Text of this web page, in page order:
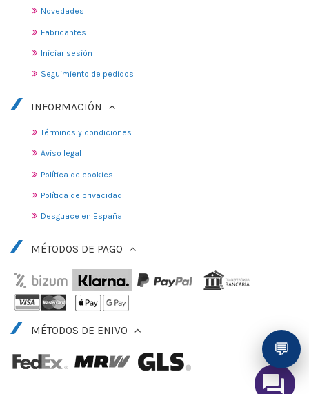
Novedades
Fabricantes
Iniciar sesión
Seguimiento de pedidos
INFORMACIÓN
Términos y condiciones
Aviso legal
Política de cookies
Política de privacidad
Desguace en España
MÉTODOS DE PAGO
MÉTODOS DE ENIVO
💬